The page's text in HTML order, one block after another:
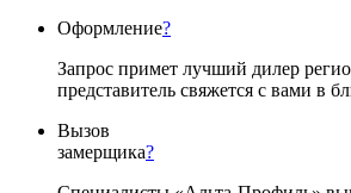
Оформление?
Запрос примет лучший дилер
представитель свяжется с вами в
Вызов
замерщика?